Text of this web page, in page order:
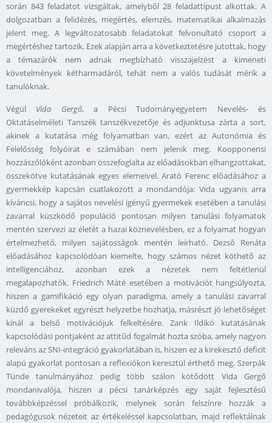
során 843 feladatot vizsgáltak, amelyből 28 feladattípust alkottak. A
dolgozatban a felidézés, megértés, elemzés, matematikai alkalmazás
jelent meg. A legváltozatosabb feladatokat felvonultató csoport a
megértéshez tartozik. Ezek alapján arra a következtetésre jutottak, hogy
a témazárók nem adnak megbízható visszajelzést a kimeneti
követelmények kétharmadáról, tehát nem a valós tudását mérik a
tanulóknak.
Végül Vida Gergő, a Pécsi Tudományegyetem Nevelés- és
Oktatáselméleti Tanszék tanszékvezetője és adjunktusa zárta a sort,
akinek a kutatása még folyamatban van, ezért az Autonómia és
Felelősség folyóirat e számában nem jelenik meg. Koopponensi
hozzászólóként azonban összefoglalta az előadásokban elhangzottakat,
összekötve kutatásának egyes elemeivel. Arató Ferenc előadásához a
gyermekkép kapcsán csatlakozott a mondandója: Vida ugyanis arra
kíváncsi, hogy a sajátos nevelési igényű gyermekek esetében a tanulási
zavarral küszködő populáció pontosan milyen tanulási folyamatok
mentén szervezi az életét a hazai köznevelésben, ez a folyamat hogyan
értelmezhető, milyen sajátosságok mentén leírható. Dezső Renáta
előadásához kapcsolódóan kiemelte, hogy számos nézet köthető az
intelligenciához, azonban ezek a nézetek nem feltétlenül
megalapozhatók. Friedrich Máté esetében a motivációt hangsúlyozta,
hiszen a gamifikáció egy olyan paradigma, amely a tanulási zavarral
küzdő gyerekeket egyrészt helyzetbe hozhatja, másrészt jó lehetőséget
kínál a belső motivációjuk felkeltésére. Zank Ildikó kutatásának
kapcsolódási pontjaként az attitűd fogalmát hozta szóba, amely nagyon
releváns az SNI-integráció gyakorlatában is, hiszen ez a kirekesztő deficit
alapú gyakorlat pontosan a reflexiókon keresztül érthető meg. Szerpák
Tünde tanulmányához pedig több szálon kötődött Vida Gergő
mondanivalója, hiszen a pécsi tanárképzés egy saját fejlesztésű
továbbképzéssel próbálkozik, melynek során felszínre hozzák a
pedagógusok nézeteit az értékeléssel kapcsolatban, majd reflektálnak